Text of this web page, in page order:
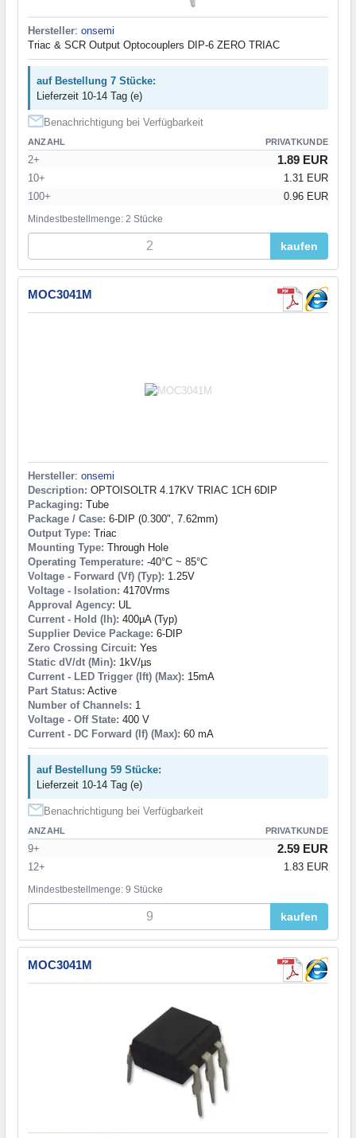
Hersteller: onsemi
Triac & SCR Output Optocouplers DIP-6 ZERO TRIAC
auf Bestellung 7 Stücke:
Lieferzeit 10-14 Tag (e)
Benachrichtigung bei Verfügbarkeit
ANZAHL PRIVATKUNDE
2+ 1.89 EUR
10+
1.31 EUR
100+
0.96 EUR
Mindestbestellmenge: 2 Stücke
kaufen
MOC3041M
Hersteller: onsemi
Description: OPTOISOLTR 4.17KV TRIAC 1CH 6DIP
Packaging: Tube
Package / Case: 6-DIP (0.300", 7.62mm)
Output Type: Triac
Mounting Type: Through Hole
Operating Temperature: -40°C ~ 85°C
Voltage - Forward (Vf) (Typ): 1.25V
Voltage - Isolation: 4170Vrms
Approval Agency: UL
Current - Hold (Ih): 400µA (Typ)
Supplier Device Package: 6-DIP
Zero Crossing Circuit: Yes
Static dV/dt (Min): 1kV/µs
Current - LED Trigger (Ift) (Max): 15mA
Part Status: Active
Number of Channels: 1
Voltage - Off State: 400 V
Current - DC Forward (If) (Max): 60 mA
auf Bestellung 59 Stücke:
Lieferzeit 10-14 Tag (e)
Benachrichtigung bei Verfügbarkeit
ANZAHL PRIVATKUNDE
9+ 2.59 EUR
12+ 1.83 EUR
Mindestbestellmenge: 9 Stücke
kaufen
MOC3041M